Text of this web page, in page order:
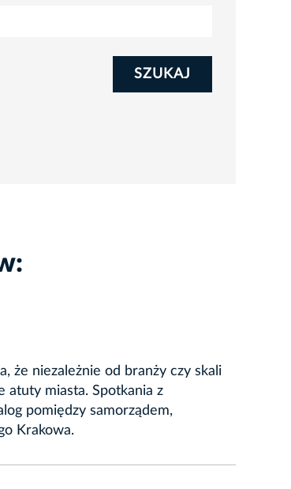
SZUKAJ
że niezależnie od branży czy skali
atuty miasta. Spotkania z
pomiędzy samorządem,
Krakowa.